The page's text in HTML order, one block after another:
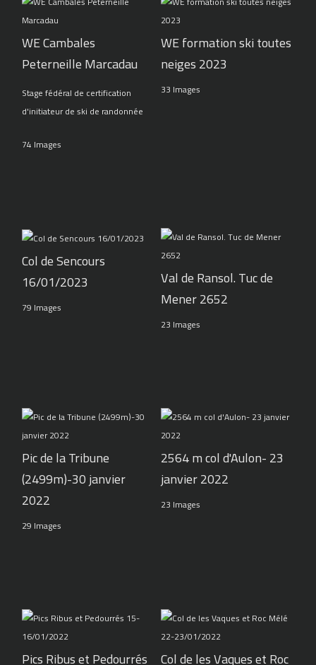
WE Cambales
Peterneille Marcadau
Stage fédéral de certification
d'initiateur de ski de randonnée
74 Images
WE formation ski toutes
neiges 2023
33 Images
Col de Sencours
16/01/2023
79 Images
Val de Ransol. Tuc de
Mener 2652
23 Images
Pic de la Tribune
(2499m)-30 janvier
2022
29 Images
2564 m col d'Aulon- 23
janvier 2022
23 Images
Pics Ribus et Pedourrés
Col de les Vaques et Roc